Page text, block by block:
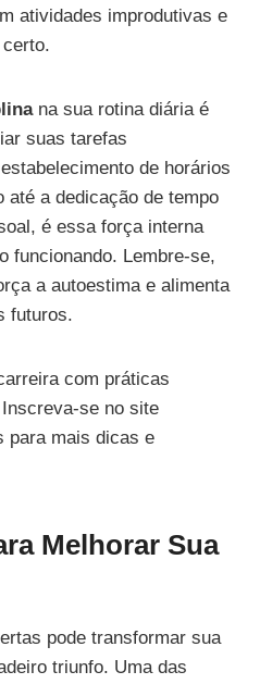
atividades improdutivas e
na sua rotina diária é
suas tarefas
de horários
a dedicação de tempo
é essa força interna
funcionando. Lembre-se,
a autoestima e alimenta
futuros.
com práticas
se no site
para mais dicas e
Melhorar Sua
pode transformar sua
triunfo. Uma das